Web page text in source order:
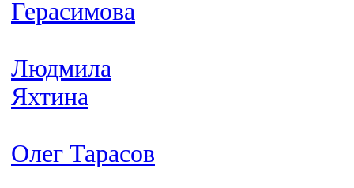
Герасимова
Людмила
Яхтина
Олег Тарасов